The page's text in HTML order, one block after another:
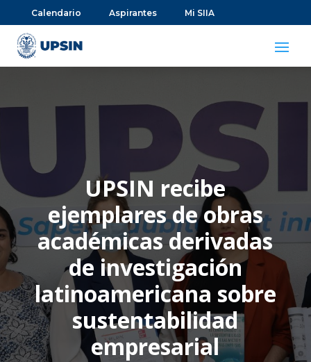
Calendario Aspirantes Mi SIIA
UPSIN recibe
ejemplares de obras
académicas derivadas
de investigación
latinoamericana sobre
sustentabilidad
empresarial